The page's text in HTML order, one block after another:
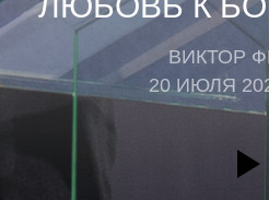
ВИКТОР
20 ИЮЛЯ